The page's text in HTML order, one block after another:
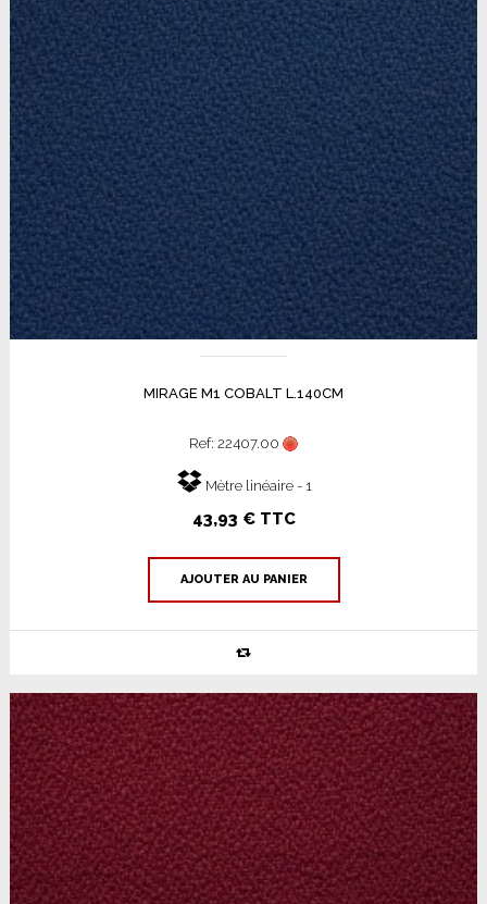
MIRAGE M1 COBALT L.140CM
Ref: 22407.00
Mètre linéaire - 1
43,93 € TTC
AJOUTER AU PANIER